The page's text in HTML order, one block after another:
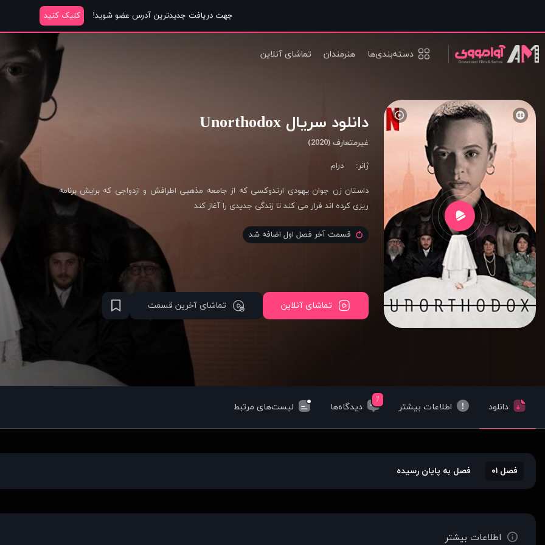
جهت دریافت جدیدترین آدرس عضو شوید! کلیک کنید
دسته‌بندی‌ها هنرمندان تماشای آنلاین
دانلود سریال Unorthodox
غیرمتعارف (2020)
ژانر: درام
داستان زن جوان یهودی ارتدوکسی که از جامعه مذهبی اطرافش و ازدواجی که برایش برنامه
ریزی کرده اند فرار می کند تا زندگی جدیدی را آغاز کند
قسمت آخر فصل اول اضافه شد
تماشای آنلاین تماشای آخرین قسمت
دانلود اطلاعات بیشتر
7
دیدگاه‌ها لیست‌های مرتبط
فصل ۰۱ فصل به پایان رسیده
اطلاعات بیشتر